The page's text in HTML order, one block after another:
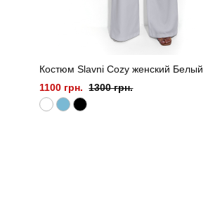
Костюм Slavni Cozy женский Белый
1100 грн. 1300 грн.